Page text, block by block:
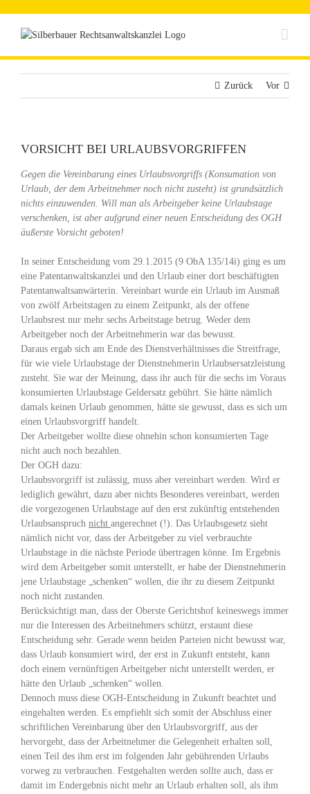
springen
Zurück Vor
VORSICHT BEI URLAUBSVORGRIFFEN
Gegen die Vereinbarung eines Urlaubsvorgriffs (Konsumation von
Urlaub, der dem Arbeitnehmer noch nicht zusteht) ist grundsätzlich
nichts einzuwenden. Will man als Arbeitgeber keine Urlaubstage
verschenken, ist aber aufgrund einer neuen Entscheidung des OGH
äußerste Vorsicht geboten!
In seiner Entscheidung vom 29.1.2015 (9 ObA 135/14i) ging es um
eine Patentanwaltskanzlei und den Urlaub einer dort beschäftigten
Patentanwaltsanwärterin. Vereinbart wurde ein Urlaub im Ausmaß
von zwölf Arbeitstagen zu einem Zeitpunkt, als der offene
Urlaubsrest nur mehr sechs Arbeitstage betrug. Weder dem
Arbeitgeber noch der Arbeitnehmerin war das bewusst.
Daraus ergab sich am Ende des Dienstverhältnisses die Streitfrage,
für wie viele Urlaubstage der Dienstnehmerin Urlaubsersatzleistung
zusteht. Sie war der Meinung, dass ihr auch für die sechs im Voraus
konsumierten Urlaubstage Geldersatz gebührt. Sie hätte nämlich
damals keinen Urlaub genommen, hätte sie gewusst, dass es sich um
einen Urlaubsvorgriff handelt.
Der Arbeitgeber wollte diese ohnehin schon konsumierten Tage
nicht auch noch bezahlen.
Der OGH dazu:
Urlaubsvorgriff ist zulässig, muss aber vereinbart werden. Wird er
lediglich gewährt, dazu aber nichts Besonderes vereinbart, werden
die vorgezogenen Urlaubstage auf den erst zukünftig entstehenden
Urlaubsanspruch nicht angerechnet (!). Das Urlaubsgesetz sieht
nämlich nicht vor, dass der Arbeitgeber zu viel verbrauchte
Urlaubstage in die nächste Periode übertragen könne. Im Ergebnis
wird dem Arbeitgeber somit unterstellt, er habe der Dienstnehmerin
jene Urlaubstage „schenken“ wollen, die ihr zu diesem Zeitpunkt
noch nicht zustanden.
Berücksichtigt man, dass der Oberste Gerichtshof keineswegs immer
nur die Interessen des Arbeitnehmers schützt, erstaunt diese
Entscheidung sehr. Gerade wenn beiden Parteien nicht bewusst war,
dass Urlaub konsumiert wird, der erst in Zukunft entsteht, kann
doch einem vernünftigen Arbeitgeber nicht unterstellt werden, er
hätte den Urlaub „schenken“ wollen.
Dennoch muss diese OGH-Entscheidung in Zukunft beachtet und
eingehalten werden. Es empfiehlt sich somit der Abschluss einer
schriftlichen Vereinbarung über den Urlaubsvorgriff, aus der
hervorgeht, dass der Arbeitnehmer die Gelegenheit erhalten soll,
einen Teil des ihm erst im folgenden Jahr gebührenden Urlaubs
vorweg zu verbrauchen. Festgehalten werden sollte auch, dass er
damit im Endergebnis nicht mehr an Urlaub erhalten soll, als ihm